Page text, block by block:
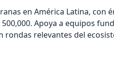
en América Latina, con
Apoya a equipos
relevantes del